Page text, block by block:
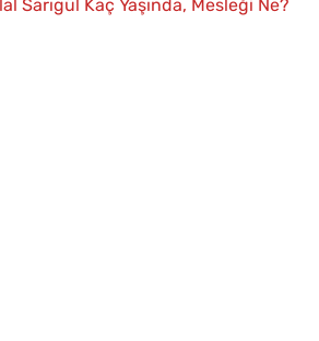
Sarıgül Kaç Yaşında, Mesleği Ne?